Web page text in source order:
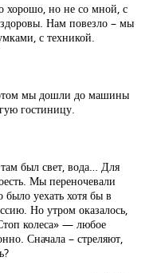
но не со мной, с
Нам повезло – мы
с техникой.
мы дошли до машины
гостиницу.
был свет, вода… Для
Мы переночевали
уехать хотя бы в
Но утром оказалось,
колеса» — любое
Сначала – стреляют,